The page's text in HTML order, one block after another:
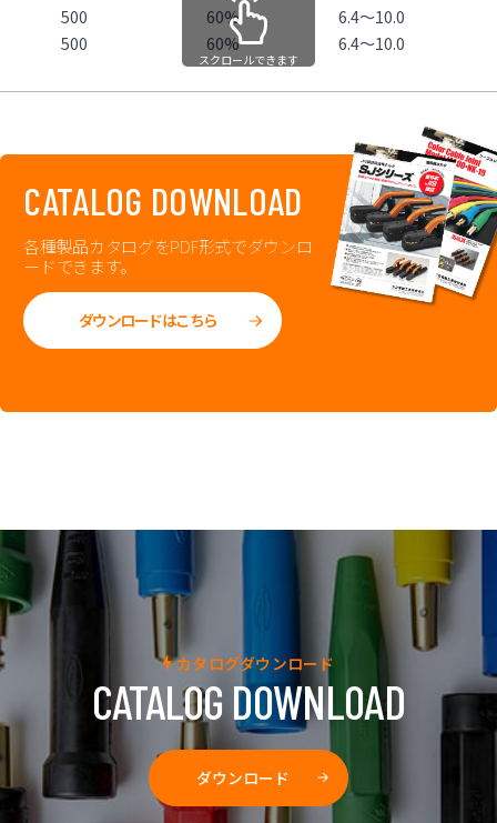
500
500
60%
60%
6.4～10.0
6.4～10.0
スクロールできます
CATALOG DOWNLOAD
各種製品カタログをPDF形式でダウンロ
ードできます。
ダウンロードはこちら
カタログダウンロード
CATALOG DOWNLOAD
ダウンロード